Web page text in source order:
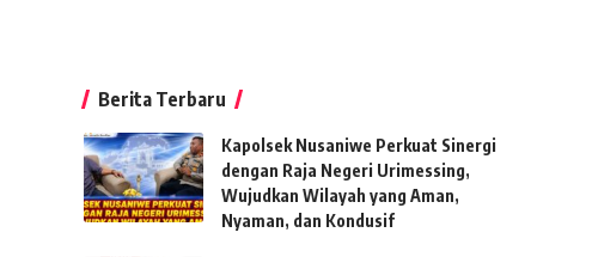
Berita Terbaru
Kapolsek Nusaniwe Perkuat Sinergi
dengan Raja Negeri Urimessing,
Wujudkan Wilayah yang Aman,
Nyaman, dan Kondusif